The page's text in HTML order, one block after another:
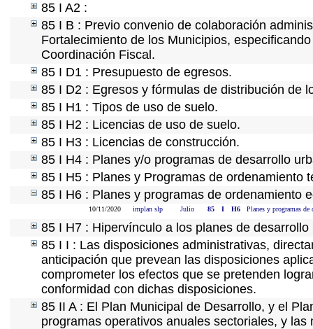
85 I A2 :
85 I B : Previo convenio de colaboración
Fortalecimiento de los Municipios,
Coordinación Fiscal.
85 I D1 : Presupuesto de egresos.
85 I D2 : Egresos y fórmulas de distribución de
85 I H1 : Tipos de uso de suelo.
85 I H2 : Licencias de uso de suelo.
85 I H3 : Licencias de construcción.
85 I H4 : Planes y/o programas de desarrollo
85 I H5 : Planes y Programas de ordenamiento
85 I H6 : Planes y programas de ordenamiento
10/11/2020 implan slp Julio 85 I H6 Planes y programas
85 I H7 : Hipervínculo a los planes de desarrollo
85 I I : Las disposiciones administrativas,
anticipación que prevean las disposiciones
comprometer los efectos que se pretenden
conformidad con dichas disposiciones.
85 II A : El Plan Municipal de Desarrollo, y el
programas operativos anuales sectoriales, y